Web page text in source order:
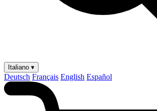
Italiano ▾
Deutsch Français English Español